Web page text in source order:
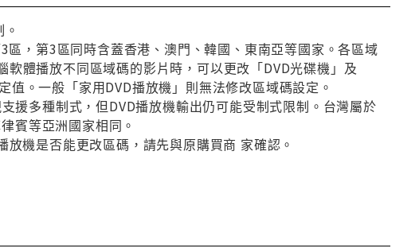
，第3區同時含蓋香港、澳門、韓國、東南亞等國家。各區域
體播放不同區域碼的影片時，可以更改「DVD光碟機」及
值。一般「家用DVD播放機」則無法修改區域碼設定。
援多種制式，但DVD播放機輸出仍可能受制式限制。台灣屬於
賓等亞洲國家相同。
機是否能更改區碼，請先與原購買商 家確認。